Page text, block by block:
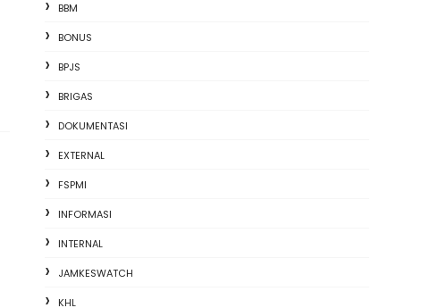
BBM
BONUS
BPJS
BRIGAS
DOKUMENTASI
EXTERNAL
FSPMI
INFORMASI
INTERNAL
JAMKESWATCH
KHL